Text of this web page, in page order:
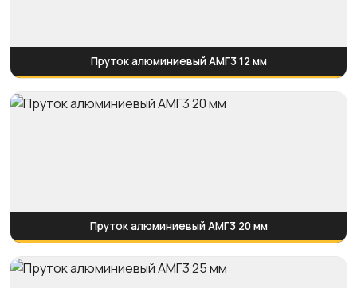
Пруток алюминиевый АМГ3 12 мм
Пруток алюминиевый АМГ3 20 мм